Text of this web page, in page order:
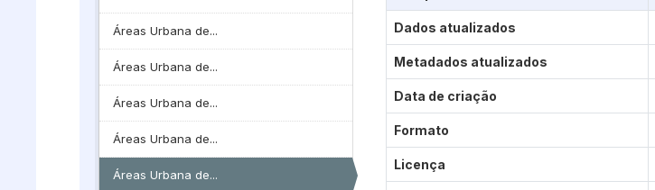
Áreas Urbana de...
Áreas Urbana de...
Áreas Urbana de...
Áreas Urbana de...
Áreas Urbana de...
Dados atualizados
Metadados atualizados
Data de criação
Formato
Licença